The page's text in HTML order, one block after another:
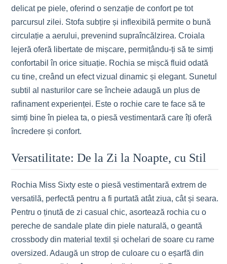
delicat pe piele, oferind o senzație de confort pe tot
parcursul zilei. Stofa subțire și inflexibilă permite o bună
circulație a aerului, prevenind supraîncălzirea. Croiala
lejeră oferă libertate de mișcare, permițându-ți să te simți
confortabil în orice situație. Rochia se mișcă fluid odată
cu tine, creând un efect vizual dinamic și elegant. Sunetul
subtil al nasturilor care se încheie adaugă un plus de
rafinament experienței. Este o rochie care te face să te
simți bine în pielea ta, o piesă vestimentară care îți oferă
încredere și confort.
Versatilitate: De la Zi la Noapte, cu Stil
Rochia Miss Sixty este o piesă vestimentară extrem de
versatilă, perfectă pentru a fi purtată atât ziua, cât și seara.
Pentru o ținută de zi casual chic, asortează rochia cu o
pereche de sandale plate din piele naturală, o geantă
crossbody din material textil și ochelari de soare cu rame
oversized. Adaugă un strop de culoare cu o eșarfă din